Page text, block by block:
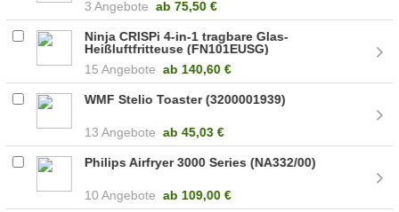
3 Angebote ab 75,50 €
Ninja CRISPi 4-in-1 tragbare Glas-
Heißluftfritteuse (FN101EUSG)
15 Angebote ab 140,60 €
WMF Stelio Toaster (3200001939)
13 Angebote ab45,03 €
Philips Airfryer 3000 Series (NA332/00)
10 Angebote ab 109,00 €